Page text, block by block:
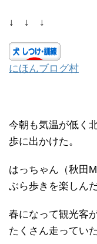
↓ ↓ ↓
にほんブログ村
今朝も気温が低く
歩に出かけた。
はっちゃん（秋田
ぶら歩きを楽しんだ
春になって観光客
たくさん走っていた